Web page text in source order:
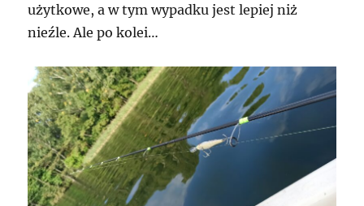
użytkowe, a w tym wypadku jest lepiej niż
nieźle. Ale po kolei…